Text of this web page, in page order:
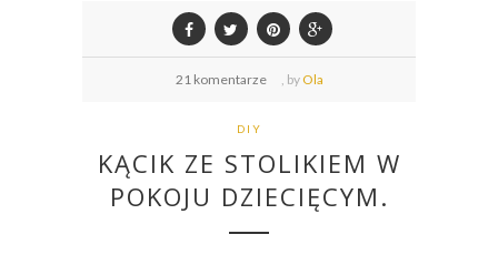
21 komentarze by Ola
DIY
KĄCIK ZE STOLIKIEM W
POKOJU DZIECIĘCYM.